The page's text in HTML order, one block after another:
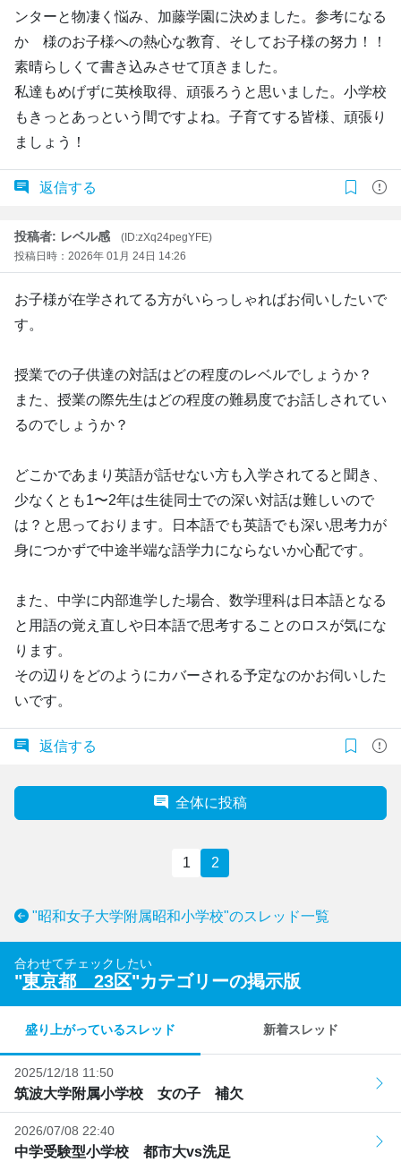
ンターと物凄く悩み、加藤学園に決めました。参考になる
か 様のお子様への熱心な教育、そしてお子様の努力！！
素晴らしくて書き込みさせて頂きました。
私達もめげずに英検取得、頑張ろうと思いました。小学校
もきっとあっという間ですよね。子育てする皆様、頑張り
ましょう！
返信する
投稿者: レベル感
(ID:zXq24pegYFE)
投稿日時：2026年 01月 24日 14:26
お子様が在学されてる方がいらっしゃればお伺いしたいで
す。
授業での子供達の対話はどの程度のレベルでしょうか？
また、授業の際先生はどの程度の難易度でお話しされてい
るのでしょうか？
どこかであまり英語が話せない方も入学されてると聞き、
少なくとも1〜2年は生徒同士での深い対話は難しいので
は？と思っております。日本語でも英語でも深い思考力が
身につかずで中途半端な語学力にならないか心配です。
また、中学に内部進学した場合、数学理科は日本語となる
と用語の覚え直しや日本語で思考することのロスが気にな
ります。
その辺りをどのようにカバーされる予定なのかお伺いした
いです。
返信する
全体に投稿
1 2
"昭和女子大学附属昭和小学校"のスレッド一覧
合わせてチェックしたい
"東京都 23区"カテゴリーの掲示版
盛り上がっているスレッド 新着スレッド
2025/12/18 11:50
筑波大学附属小学校 女の子 補欠
2026/07/08 22:40
中学受験型小学校 都市大vs洗足